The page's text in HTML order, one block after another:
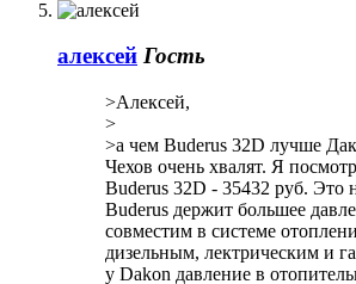
алексей Гость
>Алексей,
>
>а чем Buderus 32D лучше
Чехов очень хвалят. Я
Buderus 32D - 35432 руб. Это
Buderus держит большее
совместим в системе
дизельным, лектрическим и
у Dakon давление в